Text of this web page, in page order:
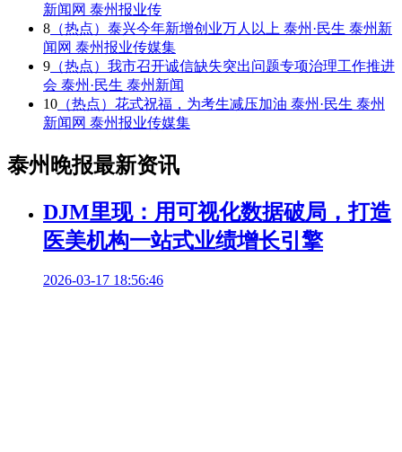
新闻网 泰州报业传
8 （热点）泰兴今年新增创业万人以上 泰州·民生 泰州新
闻网 泰州报业传媒集
9 （热点）我市召开诚信缺失突出问题专项治理工作推进
会 泰州·民生 泰州新闻
10 （热点）花式祝福，为考生减压加油 泰州·民生 泰州
新闻网 泰州报业传媒集
泰州晚报最新资讯
DJM里现：用可视化数据破局，打造
医美机构一站式业绩增长引擎
2026-03-17 18:56:46